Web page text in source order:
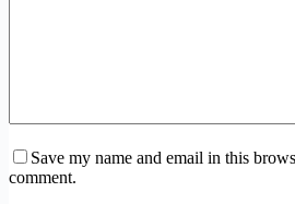
Save my name and email in this
comment.